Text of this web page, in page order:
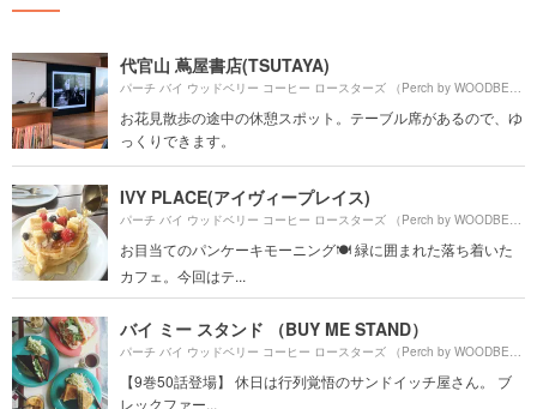
代官山 蔦屋書店(TSUTAYA)
パーチ バイ ウッドベリー コーヒー ロースターズ （Perch by WOODBERRY COFFEE ROASTERS）より約
お花見散歩の途中の休憩スポット。テーブル席があるので、ゆ
っくりできます。
IVY PLACE(アイヴィープレイス)
パーチ バイ ウッドベリー コーヒー ロースターズ （Perch by WOODBERRY COFFEE ROASTERS）より約
お目当てのパンケーキモーニング🍽 緑に囲まれた落ち着いた
カフェ。今回はテ...
バイ ミー スタンド （BUY ME STAND）
パーチ バイ ウッドベリー コーヒー ロースターズ （Perch by WOODBERRY COFFEE ROASTERS）より約
【9巻50話登場】 休日は行列覚悟のサンドイッチ屋さん。 ブ
レックファー...